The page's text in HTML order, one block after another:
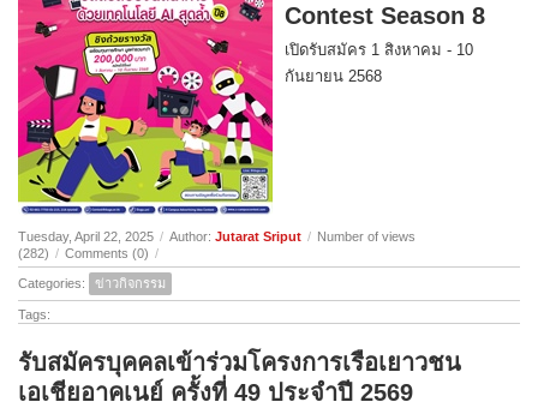
Contest Season 8
เปิดรับสมัคร 1 สิงหาคม - 10
กันยายน 2568
Tuesday, April 22, 2025 / Author: Jutarat Sriput / Number of views
(282) / Comments (0) /
Categories: ข่าวกิจกรรม
Tags:
รับสมัครบุคคลเข้าร่วมโครงการเรือเยาวชน
เอเชียอาคเนย์ ครั้งที่ 49 ประจำปี 2569